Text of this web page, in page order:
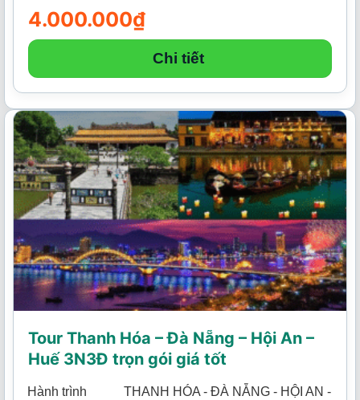
4.000.000₫
Chi tiết
Tour Thanh Hóa – Đà Nẵng – Hội An –
Huế 3N3Đ trọn gói giá tốt
Hành trình
THANH HÓA - ĐÀ NẴNG - HỘI AN -